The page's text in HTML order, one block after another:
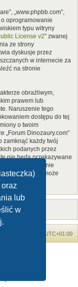
lub
w
„www.phpbb.com”,
o oprogramowanie
typu witryny
License v2” zwanej
ze strony
dyskusje przez
w internecie za
na stronie
obraźliwym,
prawem lub
Naruszenie tego
dostępu do tej
o twoim
„Forum Dinozaury.com”
zamknąć każdy twój
podanych przez
nie będą przekazywane
ani phpBB nie
których może
UTC+01:00
© phpBB Limited